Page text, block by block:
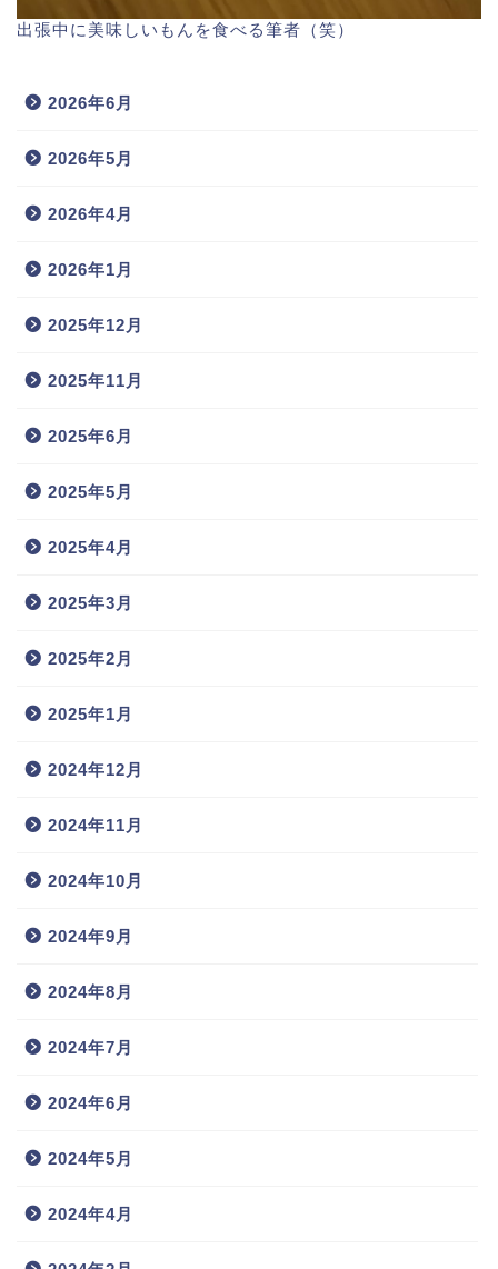
出張中に美味しいもんを食べる筆者（笑）
2026年6月
2026年5月
2026年4月
2026年1月
2025年12月
2025年11月
2025年6月
2025年5月
2025年4月
2025年3月
2025年2月
2025年1月
2024年12月
2024年11月
2024年10月
2024年9月
2024年8月
2024年7月
2024年6月
2024年5月
2024年4月